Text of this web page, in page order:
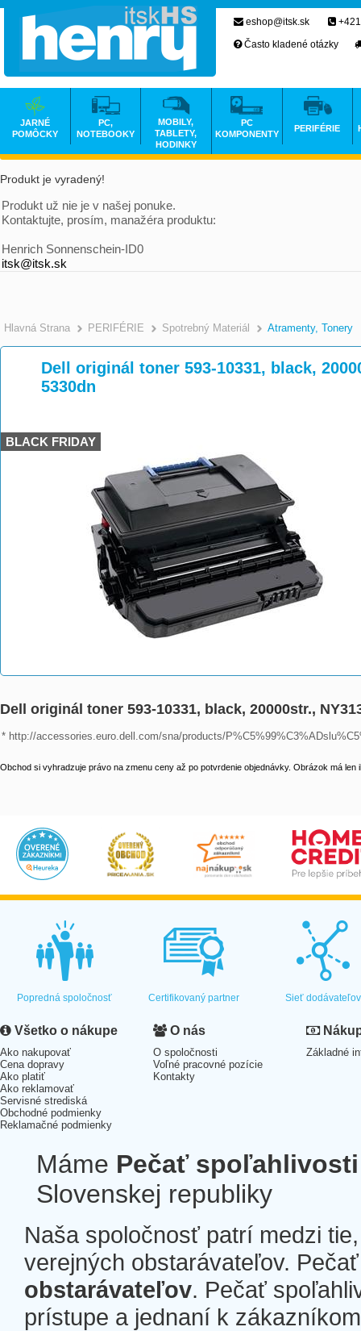
Produkt je vyradený!
Produkt už nie je v našej ponuke.
Kontaktujte, prosím, manažéra produktu:
Henrich Sonnenschein-ID0
itsk@itsk.sk
Hlavná Strana >
PERIFÉRIE >
Spotrebný Materiál >
Atramenty, Tonery
Dell originál toner 593-10331, black,
5330dn
BLACK FRIDAY
Dell originál toner 593-10331, black, 20000str.,
* http://accessories.euro.dell.com/sna/products/
Obchod si vyhradzuje právo na zmenu ceny až po potvrdenie objednávky. Obrázok má len
eshop@itsk.sk
Často kladené otázky
JARNÉ
POMÔCKY
PC,
NOTEBOOKY
MOBILY,
TABLETY,
HODINKY
PC
KOMPONENTY
PERIFÉRIE
Popredná spoločnosť Certifikovaný partner Sieť dodávateľov
Všetko o nákupe
Ako nakupovať
Cena dopravy
Ako platiť
Ako reklamovať
Servisné strediská
Obchodné podmienky
Reklamačné podmienky
O nás
O spoločnosti
Voľné pracovné pozície
Kontakty
Základné
Máme Pečať spoľahlivosti
Slovenskej republiky
Naša spoločnosť patrí medzi
verejných obstarávateľov.
obstarávateľov. Pečať
prístupe a jednaní k